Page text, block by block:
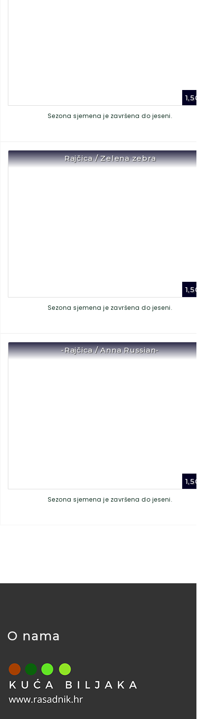
1,50
Sezona sjemena je završena do jeseni.
Rajčica / Zelena zebra
1,50
Sezona sjemena je završena do jeseni.
-Rajčica / Anna Russian-
1,50
Sezona sjemena je završena do jeseni.
O nama